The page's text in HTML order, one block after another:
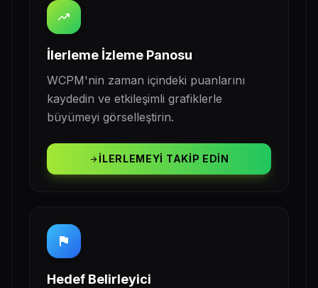
trending_up
İlerleme İzleme Panosu
WCPM'nin zaman içindeki puanlarını
kaydedin ve etkileşimli grafiklerle
büyümeyi görselleştirin.
arrow_forwardİLERLEMEYI TAKIP EDIN
flag
Hedef Belirleyici